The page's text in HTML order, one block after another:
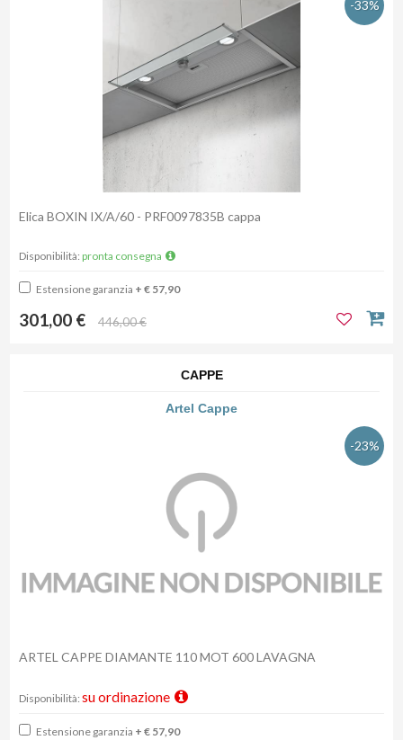
-33%
Elica BOXIN IX/A/60 - PRF0097835B cappa
Disponibilità: pronta consegna
Estensione garanzia + € 57,90
301,00 € 446,00 €
CAPPE
Artel Cappe
-23%
ARTEL CAPPE DIAMANTE 110 MOT 600 LAVAGNA
Disponibilità: su ordinazione
Estensione garanzia + € 57,90